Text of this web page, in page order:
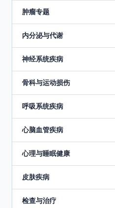
肿瘤专题
内分泌与代谢
神经系统疾病
骨科与运动损伤
呼吸系统疾病
心脑血管疾病
心理与睡眠健康
皮肤疾病
检查与治疗